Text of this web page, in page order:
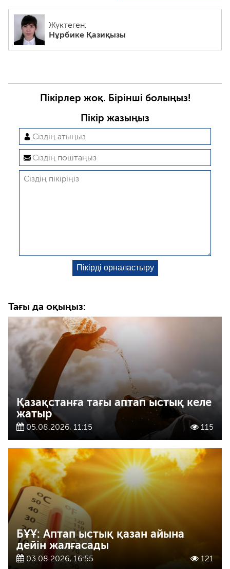
Жүктеген:
Нұрбике Қазиқызы
Пікірлер жоқ. Бірінші болыңыз!
Пікір жазыңыз
Тағы да оқыңыз:
Қазақстанға тағы аптап ыстық келе
жатыр
05.08.2026, 11:15 115
БҰҰ: Аптап ыстық қазан айына
дейін жалғасады
03.08.2026, 16:55 121